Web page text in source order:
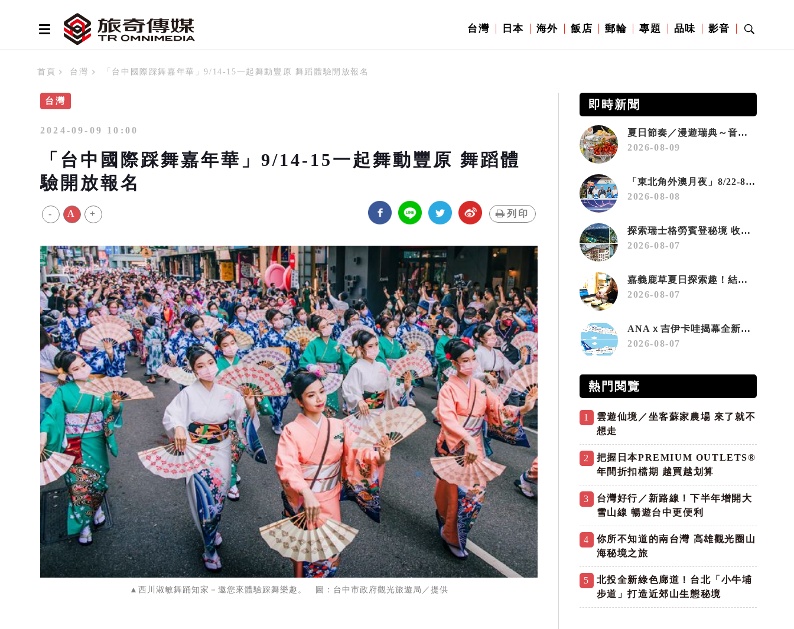
台灣 日本 海外 飯店 郵輪 專題 品味 影音
首頁 台灣 「台中國際踩舞嘉年華」9/14-15一起舞動豐原 舞蹈體驗開放報名
台灣
2024-09-09 10:00
「台中國際踩舞嘉年華」9/14-15一起舞動豐原 舞蹈體
驗開放報名
- A + 列印
▲西川淑敏舞踊知家－邀您來體驗踩舞樂趣。 圖：台中市政府觀光旅遊局／提供
即時新聞
夏日節奏／漫遊瑞典～音樂、療癒桑拿、美味歡樂螯蝦節
2026-08-09
「東北角外澳月夜」8/22-8/23浪漫登場 串聯五漁村、音樂、市集、火舞與慢旅共度夏夜
2026-08-08
探索瑞士格勞賓登秘境 收藏六種阿爾卑斯夏日療癒之旅
2026-08-07
嘉義鹿草夏日探索趣！結合科學、農場與自然的親子小旅行
2026-08-07
ANAｘ吉伊卡哇揭幕全新彩繪機「Chiikawa JET」
2026-08-07
熱門閱覽
1
雲遊仙境／坐客蘇家農場 來了就不
想走
2
把握日本PREMIUM OUTLETS®
年間折扣檔期 越買越划算
3
台灣好行／新路線！下半年增開大
雪山線 暢遊台中更便利
4
你所不知道的南台灣 高雄觀光圈山
海秘境之旅
5
北投全新綠色廊道！台北「小牛埔
步道」打造近郊山生態秘境